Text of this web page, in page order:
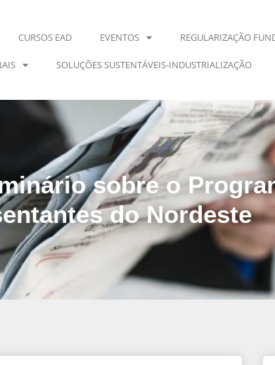
CURSOS EAD EVENTOS REGULARIZAÇÃO
SOLUÇÕES SUSTENTÁVEIS-INDUSTRIALIZAÇÃO
sobre o
do Nordeste